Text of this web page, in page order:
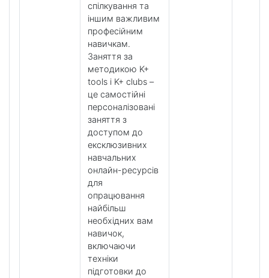
спілкування та
іншим важливим
професійним
навичкам.
Заняття за
методикою K+
tools і K+ clubs –
це самостійні
персоналізовані
заняття з
доступом до
ексклюзивних
навчальних
онлайн-ресурсів
для
опрацювання
найбільш
необхідних вам
навичок,
включаючи
техніки
підготовки до